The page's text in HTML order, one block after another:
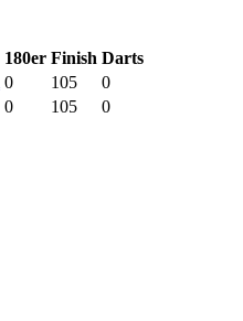
180er Finish Darts
0 105
0
0 105 0